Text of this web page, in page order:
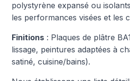
polystyrène expansé ou
les performances visées et les
Finitions : Plaques de plâtre
lissage, peintures adaptées à
satiné, cuisine/bains).